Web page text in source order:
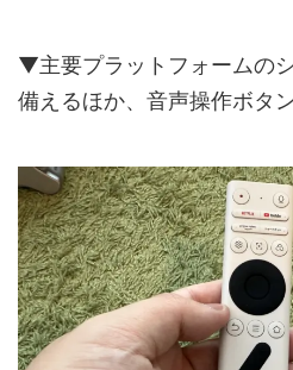
▼主要プラットフォームの
備えるほか、音声操作ボタン